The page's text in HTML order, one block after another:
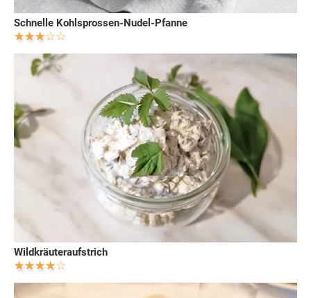
Schnelle Kohlsprossen-Nudel-Pfanne
Wildkräuteraufstrich